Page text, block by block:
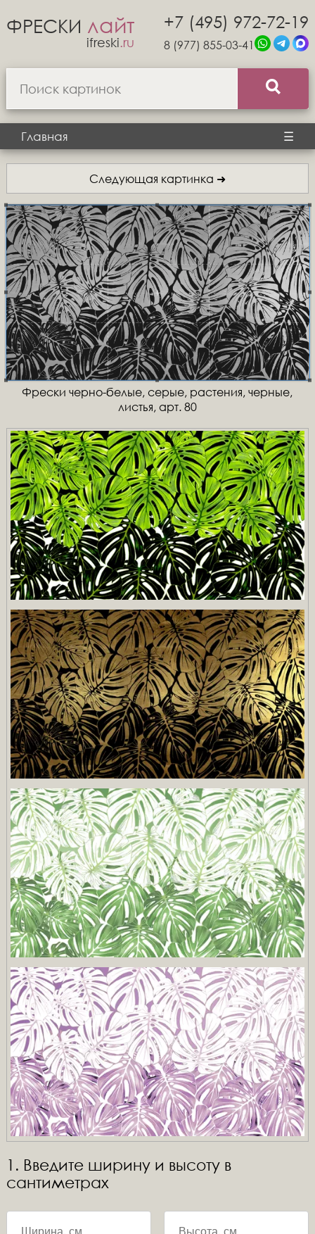
ФРЕСКИ лайт
ifreski.ru
+7 (495) 972-72-19
8 (977) 855-03-41
Главная ☰
Следующая картинка ➜
Фрески черно-белые, серые, растения, черные,
листья, арт. 80
1. Введите ширину и высоту в
сантиметрах